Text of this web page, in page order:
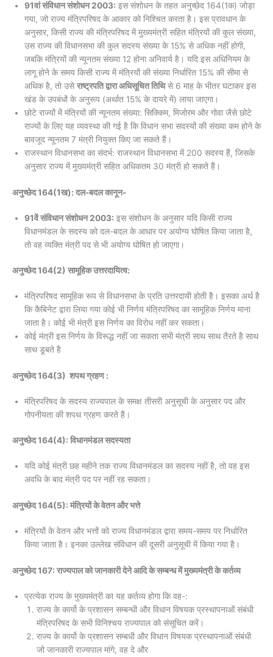
91वां संविधान संशोधन 2003: इस संशोधन के तहत अनुच्छेद 164(1क) जोड़ा
गया, जो राज्य मंत्रिपरिषद के आकार को निश्चित करता है। इस प्रावधान के
अनुसार, किसी राज्य की मंत्रिपरिषद में मुख्यमंत्री सहित मंत्रियों की कुल संख्या,
उस राज्य की विधानसभा की कुल सदस्य संख्या के 15% से अधिक नहीं होगी,
जबकि मंत्रियों की न्यूनतम संख्या 12 होना अनिवार्य है। यदि इस अधिनियम के
लागू होने के समय किसी राज्य में मंत्रियों की संख्या निर्धारित 15% की सीमा से
अधिक है, तो उसेराष्ट्रपति द्वारा अधिसूचित तिथिसे 6 माह के भीतर घटाकर इस
खंड के उपबंधों के अनुरूप (अर्थात 15% के दायरे में) लाया जाएगा।
छोटे राज्यों में मंत्रियों की न्यूनतम संख्या: सिक्किम, मिजोरम और गोवा जैसे छोटे
राज्यों के लिए यह व्यवस्था की गई है कि विधान सभा सदस्यों की संख्या कम होने के
बावजूद न्यूनतम 7 मंत्री नियुक्त किए जा सकते हैं।
राजस्थान विधानसभा का संदर्भ: राजस्थान विधानसभा में 200 सदस्य हैं, जिसके
अनुसार राज्य में मुख्यमंत्री सहित अधिकतम 30 मंत्री हो सकते हैं।
अनुच्छेद 164(1ख): दल-बदल कानून-
91वें संविधान संशोधन 2003: इस संशोधन के अनुसार यदि किसी राज्य
विधानमंडल के सदस्य को दल-बदल के आधार पर अयोग्य घोषित किया जाता है,
तो वह व्यक्ति मंत्री पद से भी अयोग्य घोषित हो जाएगा।
अनुच्छेद 164(2) सामूहिक उत्तरदायित्व:
मंत्रिपरिषद सामूहिक रूप से विधानसभा के प्रति उत्तरदायी होती है। इसका अर्थ है
कि कैबिनेट द्वारा लिया गया कोई भी निर्णय मंत्रिपरिषद का सामूहिक निर्णय माना
जाता है। कोई भी मंत्री इस निर्णय का विरोध नहीं कर सकता।
कोई मंत्री इस निर्णय के विरूद्ध नहीं जा सकता सभी मंत्री साथ साथ तैरते है साथ
साथ डूबते है
अनुच्छेद 164(3) शपथ ग्रहण :
मंत्रिपरिषद के सदस्य राज्यपाल के समक्ष तीसरी अनुसूची के अनुसार पद और
गोपनीयता की शपथ ग्रहण करते हैं।
अनुच्छेद 164(4): विधानमंडल सदस्यता
यदि कोई मंत्री छह महीने तक राज्य विधानमंडल का सदस्य नहीं है, तो वह इस
अवधि के बाद मंत्री पद पर नहीं रह सकता।
अनुच्छेद 164(5): मंत्रियों के वेतन और भत्ते
मंत्रियों के वेतन और भत्तों को राज्य विधानमंडल द्वारा समय-समय पर निर्धारित
किया जाता है। इनका उल्लेख संविधान की दूसरी अनुसूची में किया गया है।
अनुच्छेद 167: राज्यपाल को जानकारी देने आदि के सम्बन्ध में मुख्यमंत्री के कर्तव्य
प्रत्येक राज्य के मुख्यमंत्री का यह कर्तव्य होगा कि वह-:
राज्य के कार्यो के प्रशासन सम्बन्धी और विधान विषयक प्रस्थापनाओं संबंधी
मंत्रिपरिषद के सभी विनिश्चय राज्यपाल को संसूचित करें।
राज्य के कार्यो के प्रशासन सम्बधी और विधान विषयक प्रस्थापनाओं संबंधी
जो जानकारी राज्यपाल मांगे, वह दे और